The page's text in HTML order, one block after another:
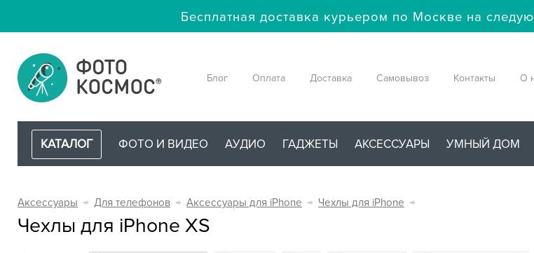
Бесплатная доставка курьером по Москве на
Блог Оплата Доставка Самовывоз Контакты О
КАТАЛОГ ФОТО И ВИДЕО АУДИО ГАДЖЕТЫ АКСЕССУАРЫ УМНЫЙ ДОМ
Аксессуары → Для телефонов → Аксессуары для iPhone → Чехлы для iPhone →
Чехлы для iPhone XS